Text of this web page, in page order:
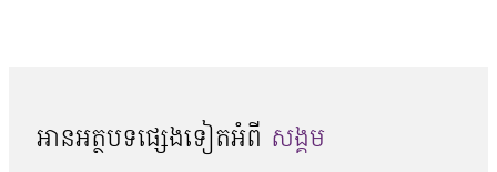
អានអត្ថបទផ្សេងទៀតអំពី សង្គម